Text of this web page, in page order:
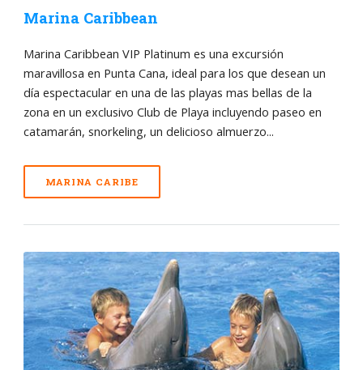
Marina Caribbean
Marina Caribbean VIP Platinum es una excursión
maravillosa en Punta Cana, ideal para los que desean un
día espectacular en una de las playas mas bellas de la
zona en un exclusivo Club de Playa incluyendo paseo en
catamarán, snorkeling, un delicioso almuerzo...
MARINA CARIBE